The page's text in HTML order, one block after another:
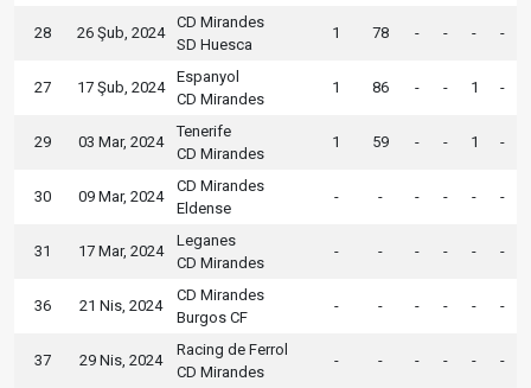
28 26 Şub, 2024
CD Mirandes
SD Huesca
1 78 - - - -
27 17 Şub, 2024
Espanyol
CD Mirandes
1 86 - - 1 -
29 03 Mar, 2024
Tenerife
CD Mirandes
1 59 - - 1 -
30 09 Mar, 2024
CD Mirandes
Eldense
- - - - - -
31 17 Mar, 2024
Leganes
CD Mirandes
- - - - - -
36 21 Nis, 2024
CD Mirandes
Burgos CF
- - - - - -
37 29 Nis, 2024
Racing de Ferrol
CD Mirandes
- - - - - -